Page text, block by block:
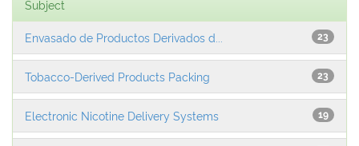
Subject
23
Envasado de Productos Derivados d...
23
Tobacco-Derived Products Packing
19
Electronic Nicotine Delivery Systems